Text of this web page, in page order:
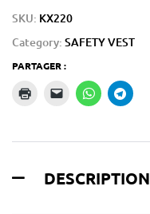
SKU: KX220
Category: SAFETY VEST
PARTAGER :
DESCRIPTION